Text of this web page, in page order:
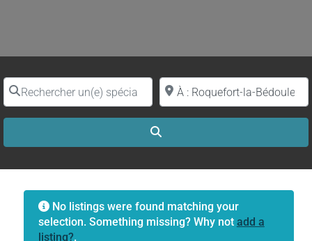
Rechercher un(e) spécialiste par nomProche de (ville ou région)
No listings were found matching your
selection. Something missing? Why not add a
listing?.